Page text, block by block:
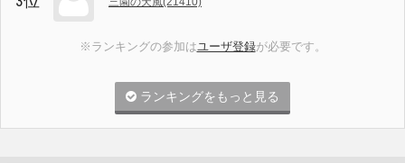
※ランキングの参加はユーザ登録が必要です。
ランキングをもっと見る